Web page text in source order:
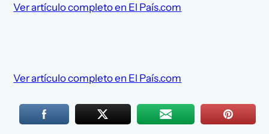
Ver artículo completo en El País.com
Ver artículo completo en El País.com